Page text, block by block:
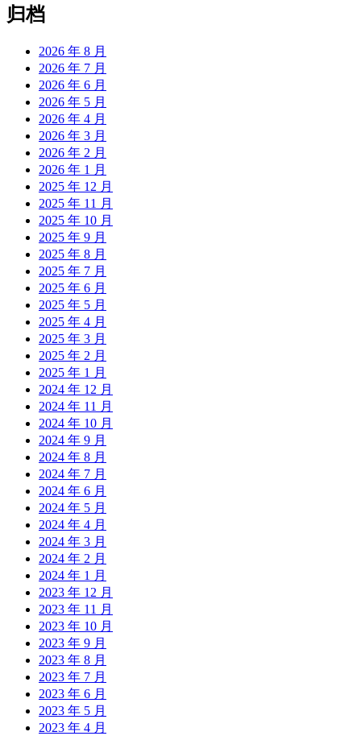
归档
2026 年 8 月
2026 年 7 月
2026 年 6 月
2026 年 5 月
2026 年 4 月
2026 年 3 月
2026 年 2 月
2026 年 1 月
2025 年 12 月
2025 年 11 月
2025 年 10 月
2025 年 9 月
2025 年 8 月
2025 年 7 月
2025 年 6 月
2025 年 5 月
2025 年 4 月
2025 年 3 月
2025 年 2 月
2025 年 1 月
2024 年 12 月
2024 年 11 月
2024 年 10 月
2024 年 9 月
2024 年 8 月
2024 年 7 月
2024 年 6 月
2024 年 5 月
2024 年 4 月
2024 年 3 月
2024 年 2 月
2024 年 1 月
2023 年 12 月
2023 年 11 月
2023 年 10 月
2023 年 9 月
2023 年 8 月
2023 年 7 月
2023 年 6 月
2023 年 5 月
2023 年 4 月